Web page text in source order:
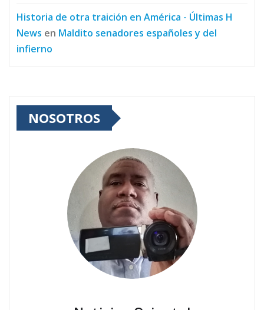
Historia de otra traición en América - Últimas H
News en Maldito senadores españoles y del
infierno
NOSOTROS